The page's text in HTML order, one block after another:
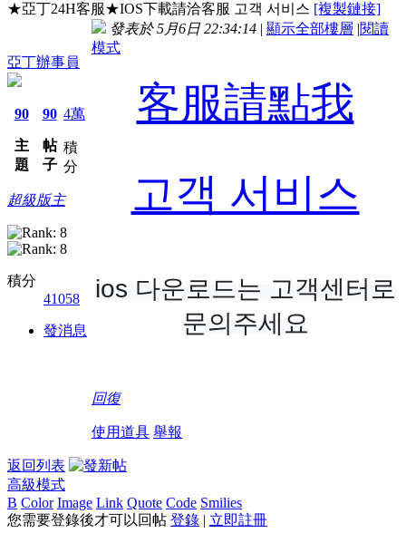
★亞丁24H客服★IOS下載請洽客服 고객 서비스 [複製鏈接]
亞丁辦事員
90
主
題
90
帖
子
4萬
積
分
超級版主
積分
41058
發消息
發表於 5月6日 22:34:14 | 顯示全部樓層 |閱讀
模式
客服請點我
고객 서비스
ios 다운로드는 고객센터로
문의주세요
回復
使用道具 舉報
返回列表
高級模式
B Color Image Link Quote Code Smilies
您需要登錄後才可以回帖 登錄 | 立即註冊